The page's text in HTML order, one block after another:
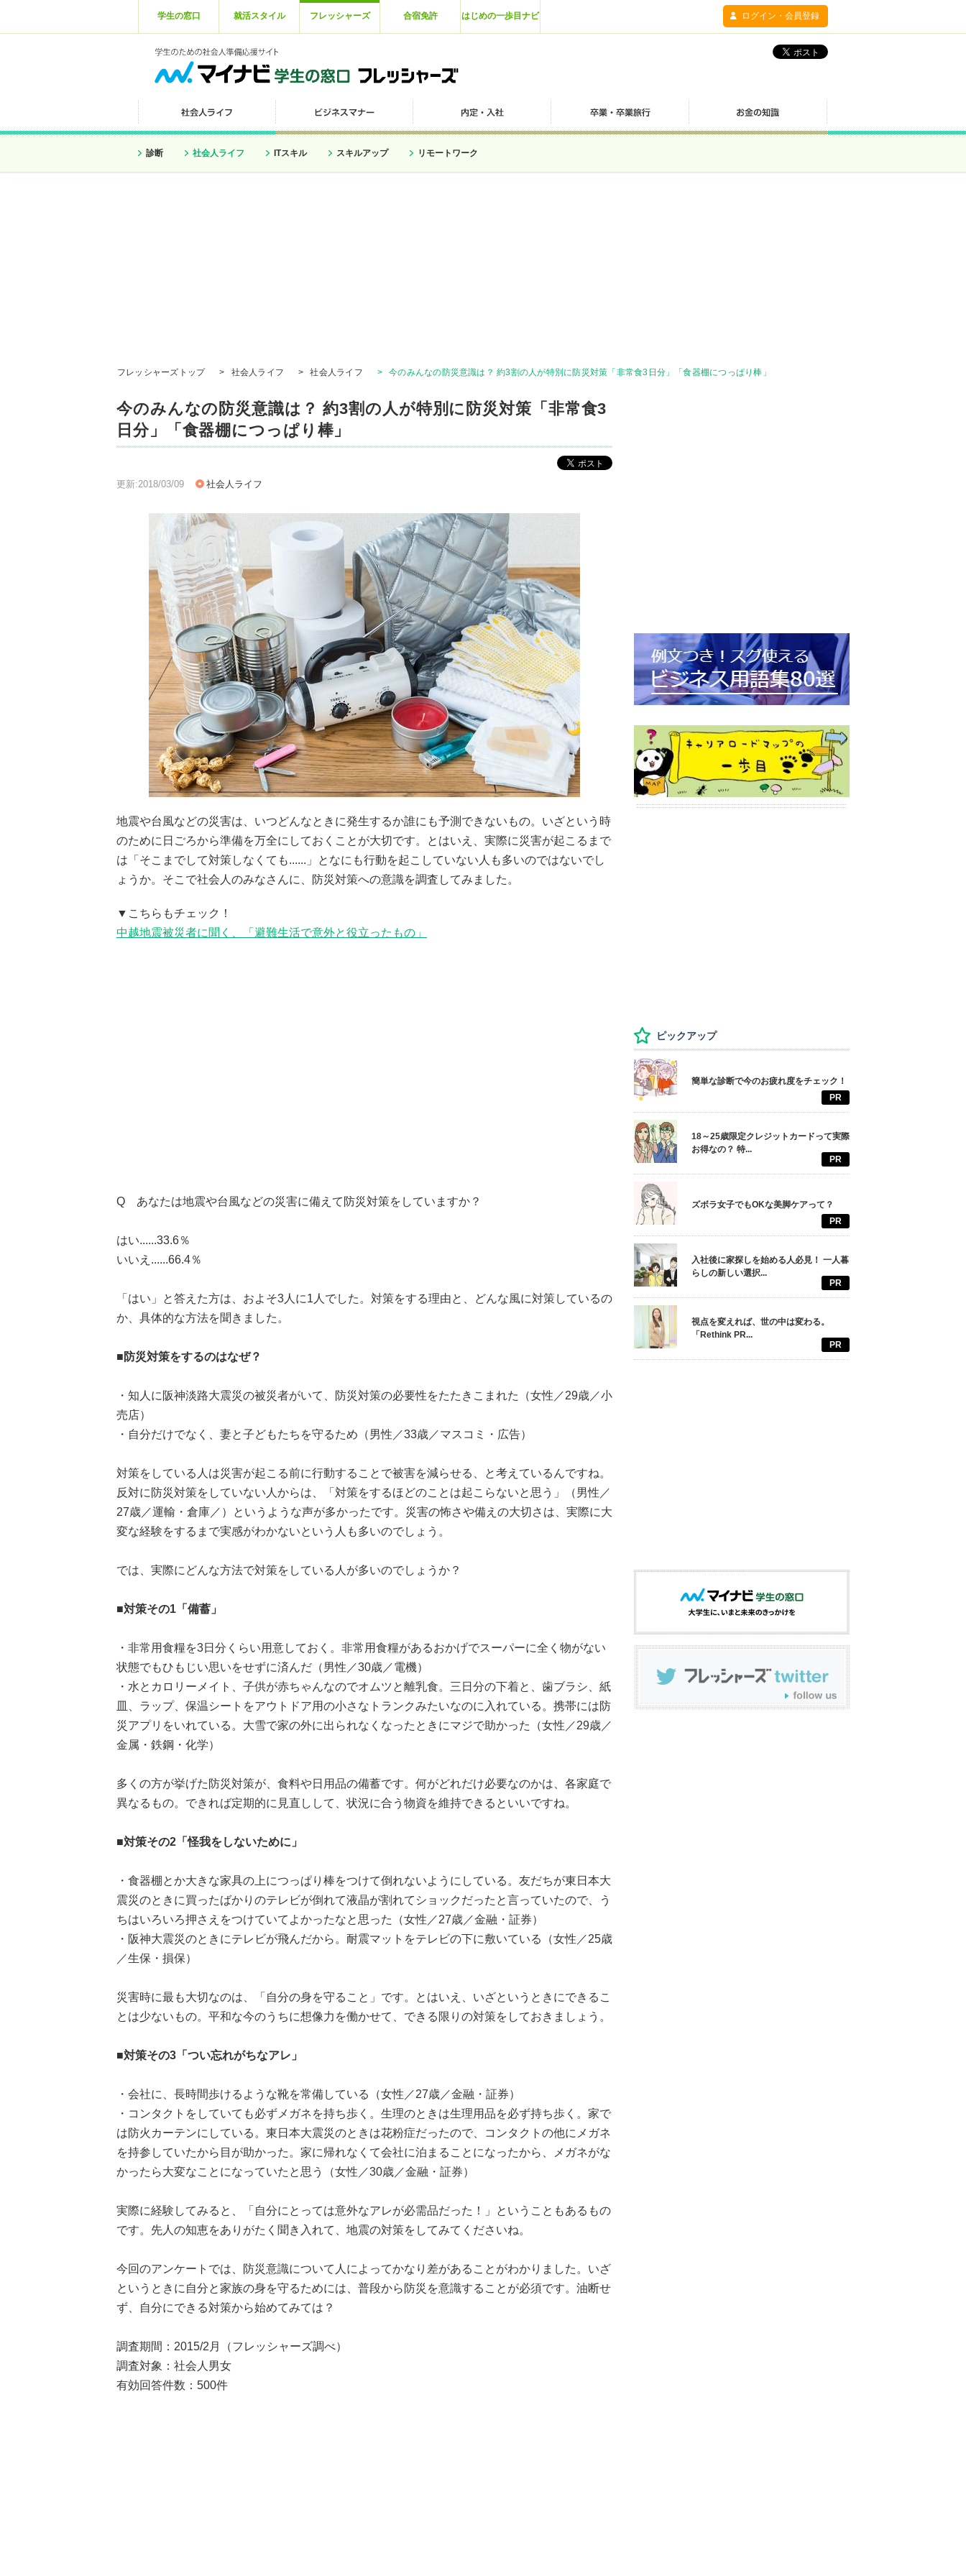
学生の窓口 就活スタイル フレッシャーズ 合宿免許 はじめの一歩目ナビ ログイン・会員登録
診断 社会人ライフ ITスキル スキルアップ リモートワーク
フレッシャーズトップ > 社会人ライフ > 社会人ライフ > 今のみんなの防災意識は？ 約3割の人が特別に防災対策「非常食3日分」「食器棚につっぱり棒」
今のみんなの防災意識は？ 約3割の人が特別に防災対策「非常食3
日分」「食器棚につっぱり棒」
更新:2018/03/09 社会人ライフ
地震や台風などの災害は、いつどんなときに発生するか誰にも予測できないもの。いざという時
のために日ごろから準備を万全にしておくことが大切です。とはいえ、実際に災害が起こるまで
は「そこまでして対策しなくても......」となにも行動を起こしていない人も多いのではないでし
ょうか。そこで社会人のみなさんに、防災対策への意識を調査してみました。
▼こちらもチェック！
中越地震被災者に聞く、「避難生活で意外と役立ったもの」
Q あなたは地震や台風などの災害に備えて防災対策をしていますか？
はい......33.6％
いいえ......66.4％
「はい」と答えた方は、およそ3人に1人でした。対策をする理由と、どんな風に対策しているの
か、具体的な方法を聞きました。
■防災対策をするのはなぜ？
・知人に阪神淡路大震災の被災者がいて、防災対策の必要性をたたきこまれた（女性／29歳／小
売店）
・自分だけでなく、妻と子どもたちを守るため（男性／33歳／マスコミ・広告）
対策をしている人は災害が起こる前に行動することで被害を減らせる、と考えているんですね。
反対に防災対策をしていない人からは、「対策をするほどのことは起こらないと思う」（男性／
27歳／運輸・倉庫／）というような声が多かったです。災害の怖さや備えの大切さは、実際に大
変な経験をするまで実感がわかないという人も多いのでしょう。
では、実際にどんな方法で対策をしている人が多いのでしょうか？
■対策その1「備蓄」
・非常用食糧を3日分くらい用意しておく。非常用食糧があるおかげでスーパーに全く物がない
状態でもひもじい思いをせずに済んだ（男性／30歳／電機）
・水とカロリーメイト、子供が赤ちゃんなのでオムツと離乳食。三日分の下着と、歯ブラシ、紙
皿、ラップ、保温シートをアウトドア用の小さなトランクみたいなのに入れている。携帯には防
災アプリをいれている。大雪で家の外に出られなくなったときにマジで助かった（女性／29歳／
金属・鉄鋼・化学）
多くの方が挙げた防災対策が、食料や日用品の備蓄です。何がどれだけ必要なのかは、各家庭で
異なるもの。できれば定期的に見直しして、状況に合う物資を維持できるといいですね。
■対策その2「怪我をしないために」
・食器棚とか大きな家具の上につっぱり棒をつけて倒れないようにしている。友だちが東日本大
震災のときに買ったばかりのテレビが倒れて液晶が割れてショックだったと言っていたので、う
ちはいろいろ押さえをつけていてよかったなと思った（女性／27歳／金融・証券）
・阪神大震災のときにテレビが飛んだから。耐震マットをテレビの下に敷いている（女性／25歳
／生保・損保）
災害時に最も大切なのは、「自分の身を守ること」です。とはいえ、いざというときにできるこ
とは少ないもの。平和な今のうちに想像力を働かせて、できる限りの対策をしておきましょう。
■対策その3「つい忘れがちなアレ」
・会社に、長時間歩けるような靴を常備している（女性／27歳／金融・証券）
・コンタクトをしていても必ずメガネを持ち歩く。生理のときは生理用品を必ず持ち歩く。家で
は防火カーテンにしている。東日本大震災のときは花粉症だったので、コンタクトの他にメガネ
を持参していたから目が助かった。家に帰れなくて会社に泊まることになったから、メガネがな
かったら大変なことになっていたと思う（女性／30歳／金融・証券）
実際に経験してみると、「自分にとっては意外なアレが必需品だった！」ということもあるもの
です。先人の知恵をありがたく聞き入れて、地震の対策をしてみてくださいね。
今回のアンケートでは、防災意識について人によってかなり差があることがわかりました。いざ
というときに自分と家族の身を守るためには、普段から防災を意識することが必須です。油断せ
ず、自分にできる対策から始めてみては？
調査期間：2015/2月（フレッシャーズ調べ）
調査対象：社会人男女
有効回答件数：500件
ピックアップ
簡単な診断で今のお疲れ度をチェック！
PR
18～25歳限定クレジットカードって実際
お得なの？ 特...
PR
ズボラ女子でもOKな美脚ケアって？
PR
入社後に家探しを始める人必見！ 一人暮
らしの新しい選択...
PR
視点を変えれば、世の中は変わる。
「Rethink PR...
PR